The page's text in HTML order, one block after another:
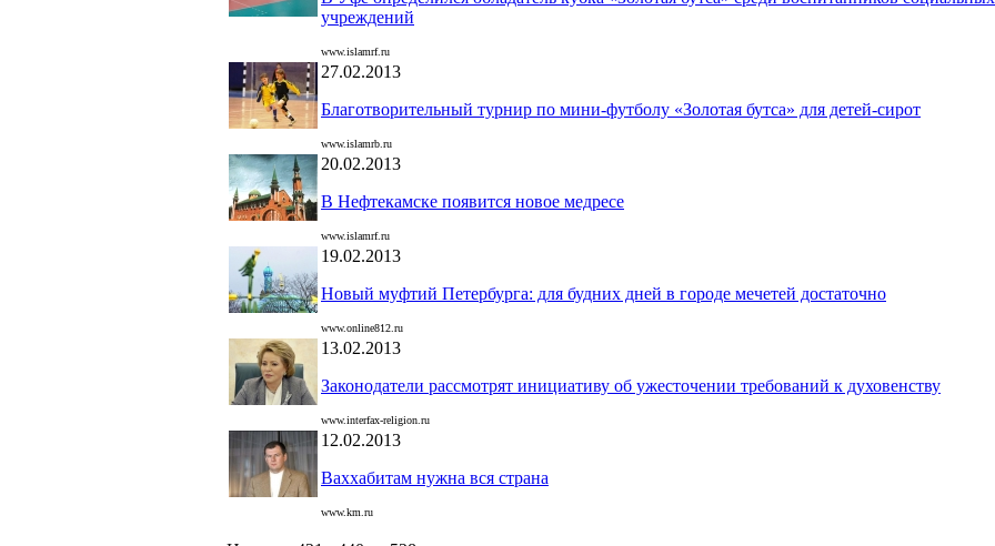
учреждений
www.islamrf.ru
27.02.2013
Благотворительный турнир по мини-футболу «Золотая бутса» для детей-сирот
www.islamrb.ru
20.02.2013
В Нефтекамске появится новое медресе
www.islamrf.ru
19.02.2013
Новый муфтий Петербурга: для будних дней в городе мечетей достаточно
www.online812.ru
13.02.2013
Законодатели рассмотрят инициативу об ужесточении требований к духовенству
www.interfax-religion.ru
12.02.2013
Ваххабитам нужна вся страна
www.km.ru